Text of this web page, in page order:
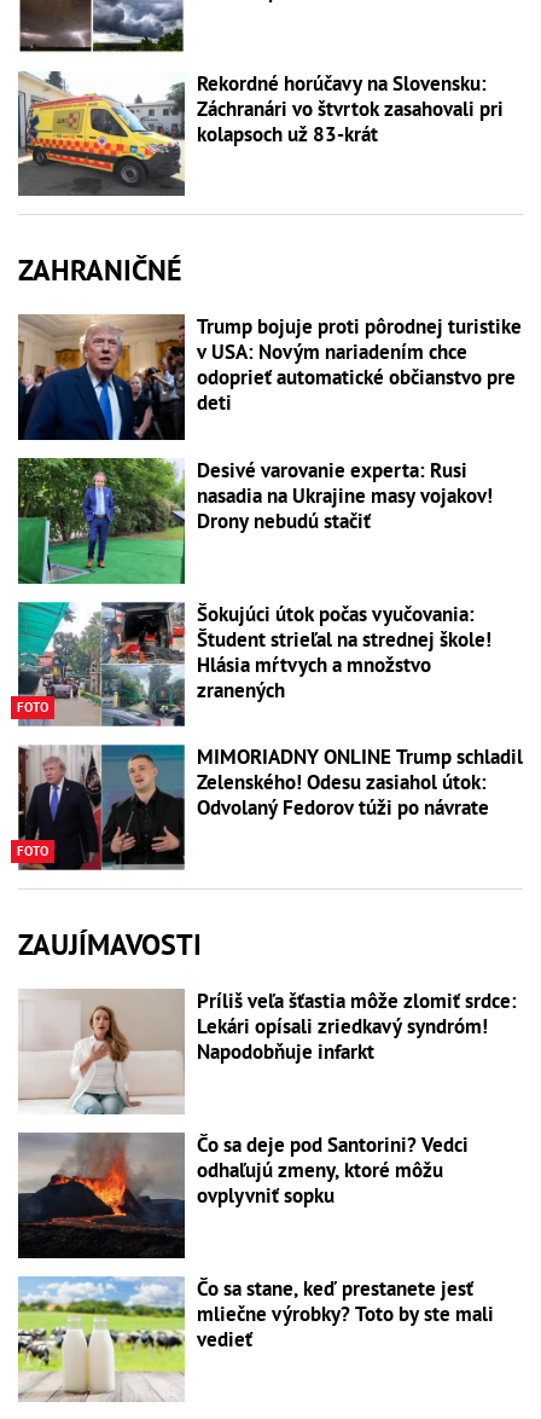
Rekordné horúčavy na Slovensku:
Záchranári vo štvrtok zasahovali pri
kolapsoch už 83-krát
ZAHRANIČNÉ
Trump bojuje proti pôrodnej turistike
v USA: Novým nariadením chce
odoprieť automatické občianstvo pre
deti
Desivé varovanie experta: Rusi
nasadia na Ukrajine masy vojakov!
Drony nebudú stačiť
FOTO
Šokujúci útok počas vyučovania:
Študent strieľal na strednej škole!
Hlásia mŕtvych a množstvo
zranených
FOTO
MIMORIADNY ONLINE Trump schladil
Zelenského! Odesu zasiahol útok:
Odvolaný Fedorov túži po návrate
ZAUJÍMAVOSTI
Príliš veľa šťastia môže zlomiť srdce:
Lekári opísali zriedkavý syndróm!
Napodobňuje infarkt
Čo sa deje pod Santorini? Vedci
odhaľujú zmeny, ktoré môžu
ovplyvniť sopku
Čo sa stane, keď prestanete jesť
mliečne výrobky? Toto by ste mali
vedieť